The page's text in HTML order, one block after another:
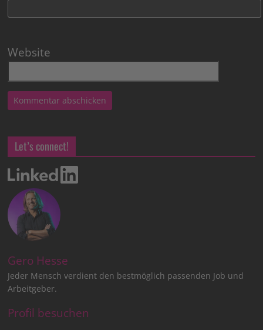
Website
Let’s connect!
Gero Hesse
Jeder Mensch verdient den bestmöglich passenden Job und
Arbeitgeber.
Profil besuchen